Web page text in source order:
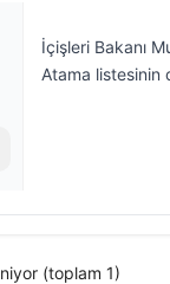
İçişleri Bakanı
Atama listesinin
(toplam 1)